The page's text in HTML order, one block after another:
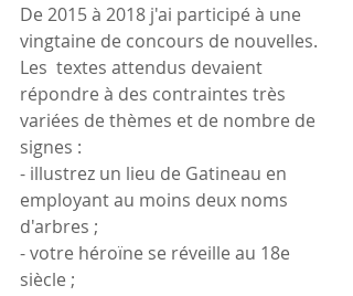
De 2015 à 2018 j'ai participé à une
vingtaine de concours de nouvelles.
Les  textes attendus devaient
répondre à des contraintes très
variées de thèmes et de nombre de
signes :
- illustrez un lieu de Gatineau en
employant au moins deux noms
d'arbres ;
- votre héroïne se réveille au 18e
siècle ;